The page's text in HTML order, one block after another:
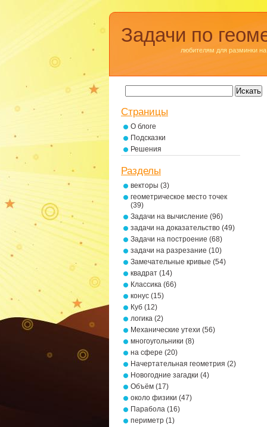
Задачи по
любителям для разминки на
Страницы
О блоге
Подсказки
Решения
Разделы
векторы (3)
геометрическое место точек
(39)
Задачи на вычисление (96)
задачи на доказательство (49)
Задачи на построение (68)
задачи на разрезание (10)
Замечательные кривые (54)
квадрат (14)
Классика (66)
конус (15)
Куб (12)
логика (2)
Механические утехи (56)
многоугольники (8)
на сфере (20)
Начертательная геометрия (2)
Новогодние загадки (4)
Объём (17)
около физики (47)
Парабола (16)
периметр (1)